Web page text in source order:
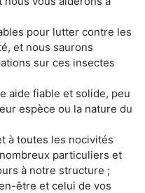
pour lutter contre les
et nous saurons
sur ces insectes
aide fiable et solide, peu
espèce ou la nature du
à toutes les nocivités
particuliers et
à notre structure ;
être et celui de vos